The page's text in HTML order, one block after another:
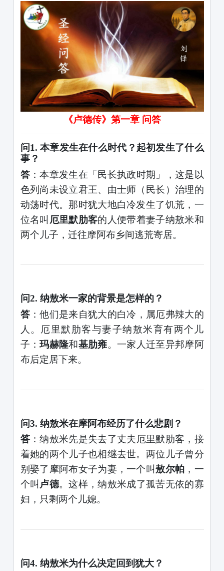
《卢德传》第一章 问答
问1. 本章发生在什么时代？起初发生了什么
事？
答：本章发生在「民长执政时期」，这是以
色列尚未设立君王、由士师（民长）治理的
动荡时代。那时犹大地白冷发生了饥荒，一
位名叫 厄里默肋客的人便带着妻子纳敖米和
两个儿子，迁往摩阿布乡间逃荒寄居。
问2. 纳敖米一家的背景是怎样的？
答：他们是来自犹大的白冷，属厄弗辣大的
人。厄里默肋客与妻子纳敖米育有两个儿
子：玛赫隆和基肋雍。一家人迁至异邦摩阿
布后定居下来。
问3. 纳敖米在摩阿布经历了什么悲剧？
答：纳敖米先是失去了丈夫厄里默肋客，接
着她的两个儿子也相继去世。两位儿子曾分
别娶了摩阿布女子为妻，一个叫敖尔帕 ，一
个叫 卢德。这样，纳敖米成了孤苦无依的寡
妇，只剩两个儿媳。
问4. 纳敖米为什么决定回到犹大？